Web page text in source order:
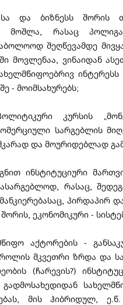
და ბიზნესს შორის
მოშლა, რასაც
შეღწევამდე
მოვლენაა, ვინაიდან
- მოიმსახურებს;
კურსის
სარგებლის
და მოურიდებლად
ინსტიტუციური
რასაც,
ეკონომიკური -
აქტორების -
როლის მკვეთრი ზრდა და
(ჩარევის?)
მის ჰიბრიდულ,